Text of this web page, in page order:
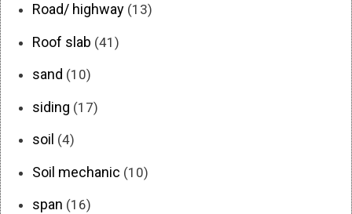
Road/ highway (13)
Roof slab (41)
sand (10)
siding (17)
soil (4)
Soil mechanic (10)
span (16)